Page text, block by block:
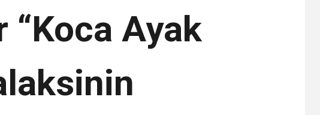
Ayak